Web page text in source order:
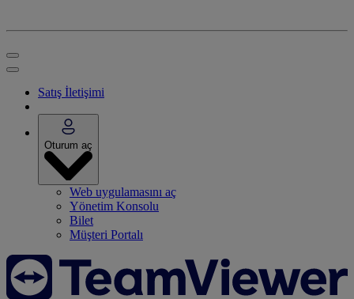
Satış İletişimi
Oturum aç
Web uygulamasını aç
Yönetim Konsolu
Bilet
Müşteri Portalı